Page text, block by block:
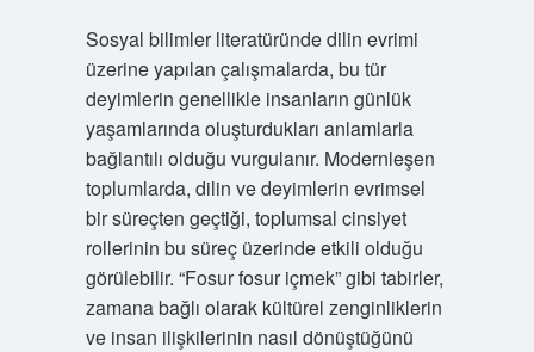
Sosyal bilimler literatüründe dilin evrimi
üzerine yapılan çalışmalarda, bu tür
deyimlerin genellikle insanların günlük
yaşamlarında oluşturdukları anlamlarla
bağlantılı olduğu vurgulanır. Modernleşen
toplumlarda, dilin ve deyimlerin evrimsel
bir süreçten geçtiği, toplumsal cinsiyet
rollerinin bu süreç üzerinde etkili olduğu
görülebilir. “Fosur fosur içmek” gibi tabirler,
zamana bağlı olarak kültürel zenginliklerin
ve insan ilişkilerinin nasıl dönüştüğünü